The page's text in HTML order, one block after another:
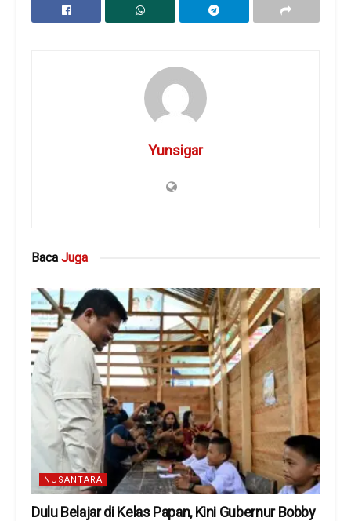
Yunsigar
Baca Juga
NUSANTARA
Dulu Belajar di Kelas Papan, Kini Gubernur Bobby